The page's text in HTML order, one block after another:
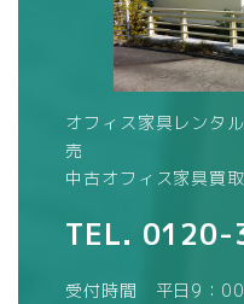
オフィス家具レンタ
売
中古オフィス家具買
TEL. 0120-
受付時間 平日9：